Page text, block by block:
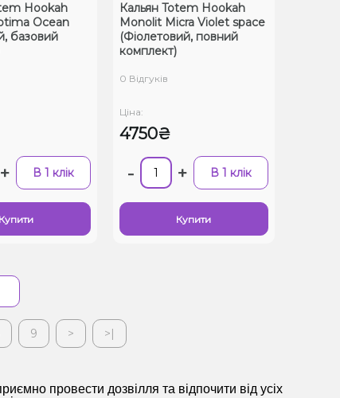
Hookah
Ocean
базовий
+ В 1 клік
Купити
Кальян Totem Hookah
Monolit Micra Violet space
(Фіолетовий, повний
комплект)
0 Відгуків
Ціна:
4750₴
- + В 1 клік
Купити
9 > >|
провести дозвілля та відпочити від усіх